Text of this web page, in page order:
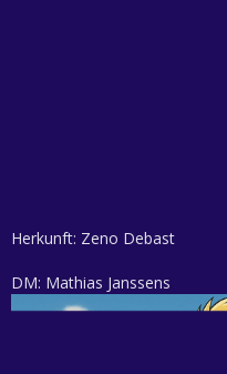
Herkunft: Zeno Debast
DM: Mathias Janssens